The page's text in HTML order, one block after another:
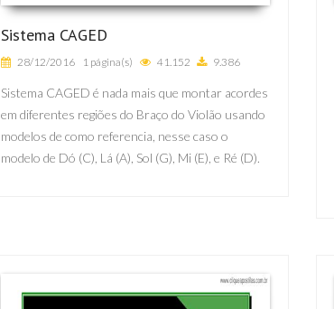
Sistema CAGED
28/12/2016 1 página(s) 41.152 9.386
Sistema CAGED é nada mais que montar acordes
em diferentes regiões do Braço do Violão usando
modelos de como referencia, nesse caso o
modelo de Dó (C), Lá (A), Sol (G), Mi (E), e Ré (D).